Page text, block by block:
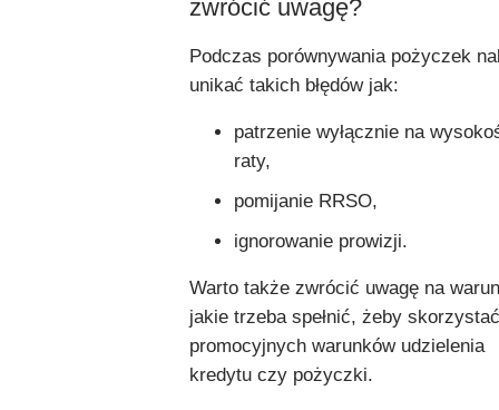
zwrócić uwagę?
Podczas porównywania pożyczek
unikać takich błędów jak:
patrzenie wyłącznie na
raty,
pomijanie RRSO,
ignorowanie prowizji.
Warto także zwrócić uwagę na
jakie trzeba spełnić, żeby
promocyjnych warunków udzielenia
kredytu czy pożyczki.